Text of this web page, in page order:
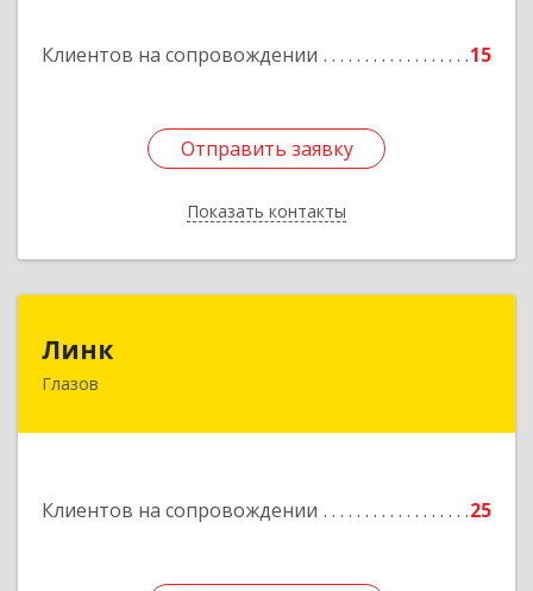
Клиентов на сопровождении 15
Отправить заявку
Показать контакты
Отправить заявку
Назад
Линк
Глазов
Клиентов на сопровождении 25